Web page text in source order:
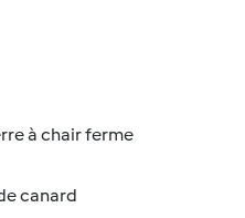
à chair ferme
canard